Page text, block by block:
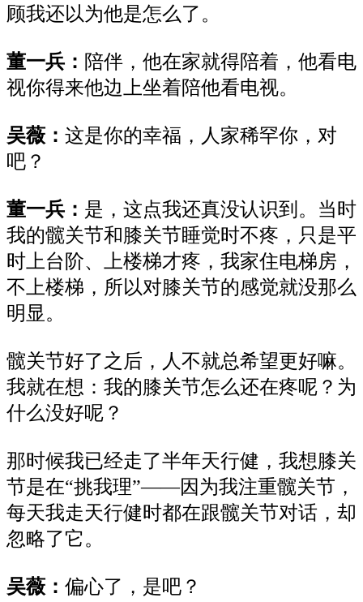
顾我还以为他是怎么了。
董一兵： 陪伴，他在家就得陪着，他看电
视你得来他边上坐着陪他看电视。
吴薇： 这是你的幸福，人家稀罕你，对
吧？
董一兵： 是，这点我还真没认识到。当时
我的髋关节和膝关节睡觉时不疼，只是平
时上台阶、上楼梯才疼，我家住电梯房，
不上楼梯，所以对膝关节的感觉就没那么
明显。
髋关节好了之后，人不就总希望更好嘛。
我就在想：我的膝关节怎么还在疼呢？为
什么没好呢？
那时候我已经走了半年天行健，我想膝关
节是在“挑我理”——因为我注重髋关节，
每天我走天行健时都在跟髋关节对话，却
忽略了它。
吴薇： 偏心了，是吧？